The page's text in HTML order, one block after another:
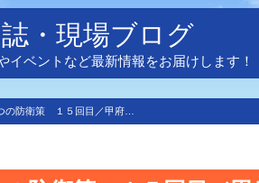
・現場ブログ
イベントなど最新情報をお届けします！
の防衛策 １５回目／甲府…